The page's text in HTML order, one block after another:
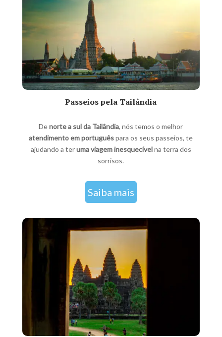
Passeios pela Tailândia
Denorte a sul da Tailândia, nós temos o melhor
atendimento em portuguêspara os seus passeios, te
ajudando a teruma viagem inesquecívelna terra dos
sorrisos.
Saiba mais